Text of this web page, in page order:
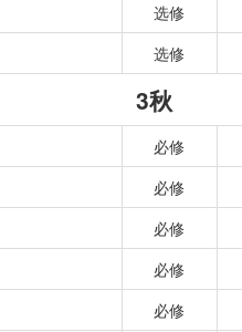
选修
选修
3秋
必修
必修
必修
必修
必修